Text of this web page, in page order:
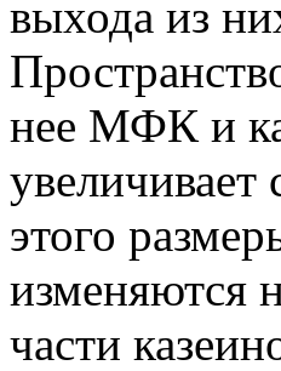
выхода из
нее МФК и
увеличивает
этого
изменяются
части